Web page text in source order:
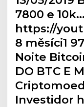
7800 e 10k…
https://
8 měsíci1
Noite
DO BTC E
Investidor